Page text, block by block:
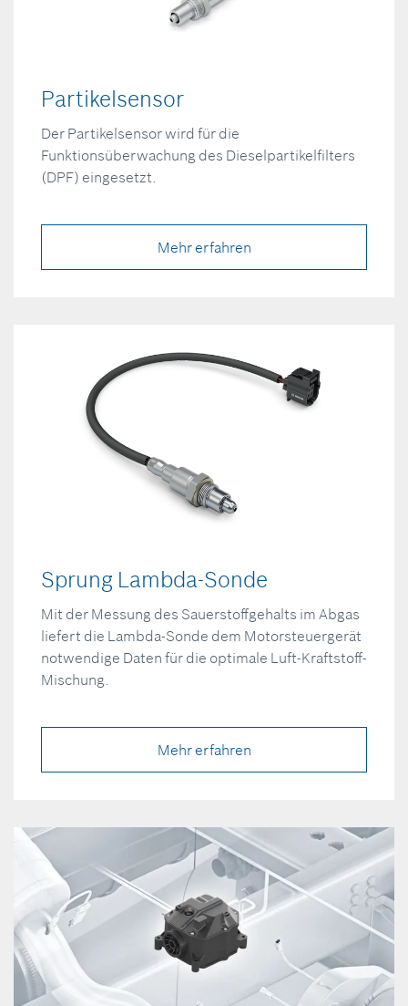
Partikelsensor
Der Partikelsensor wird für die
Funktionsüberwachung des Dieselpartikelfilters
(DPF) eingesetzt.
Mehr erfahren
Sprung Lambda-Sonde
Mit der Messung des Sauerstoffgehalts im Abgas
liefert die Lambda-Sonde dem Motorsteuergerät
notwendige Daten für die optimale Luft-Kraftstoff-
Mischung.
Mehr erfahren